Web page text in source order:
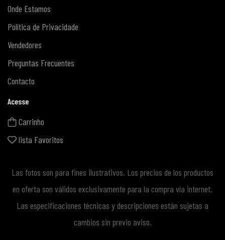
Onde Estamos
Política de Privacidade
Vendedores
Preguntas Frecuentes
Contacto
Acesse
Carrinho
lista Favoritos
Las fotos son para fines ilustrativos. Los precios de los productos
en oferta son válidos exclusivamente para la compra vía internet.
Las especificaciones técnicas y descripciones están sujetas a
cambios sin previo aviso.